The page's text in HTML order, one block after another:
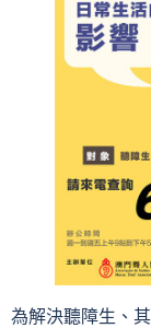
為解決聽障生、